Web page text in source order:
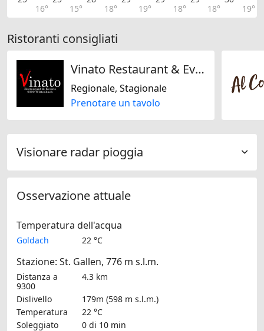
16°
15°
18°
19°
18°
18°
19°
Ristoranti consigliati
Vinato Restaurant & Events
Regionale, Stagionale
Prenotare un tavolo
Visionare radar pioggia
Osservazione attuale
Temperatura dell'acqua
Goldach 22 °C
Stazione: St. Gallen, 776 m s.l.m.
Distanza a
9300
4.3 km
Dislivello
179m (598 m s.l.m.)
Temperatura
22 °C
Soleggiato
0 di 10 min